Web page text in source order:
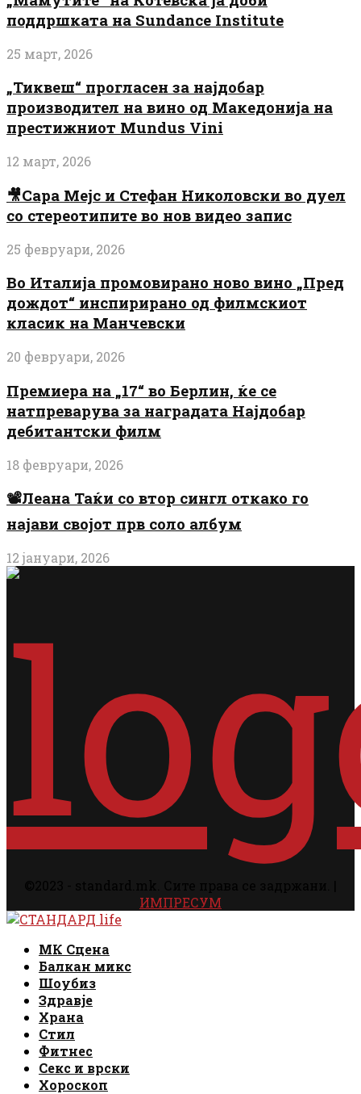
поддршката на Sundance Institute
25 март, 2026
„Тиквеш“ прогласен за најдобар
производител на вино од Македонија на
престижниот Mundus Vini
12 март, 2026
🎥Сара Мејс и Стефан Николовски во дуел
со стереотипите во нов видео запис
25 февруари, 2026
Во Италија промовирано ново вино „Пред
дождот“ инспирирано од филмскиот
класик на Манчевски
20 февруари, 2026
Премиера на „17“ во Берлин, ќе се
натпреварува за наградата Најдобар
дебитантски филм
18 февруари, 2026
📽️Леана Таќи со втор сингл откако го
најави својот прв соло албум
12 јануари, 2026
ИМПРЕСУМ
Facebook
Instagram
Email
Rss
МК Сцена
Балкан микс
Шоубиз
Здравје
Храна
Стил
Фитнес
Секс и врски
Хороскоп